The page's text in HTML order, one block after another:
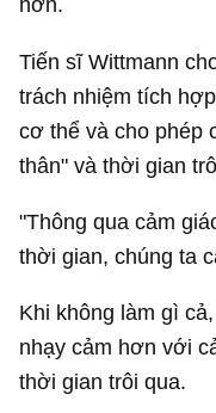
Tiến sĩ Wittmann
trách nhiệm tích
cơ thể và cho phép
thân" và thời gian
"Thông qua cảm
thời gian, chúng ta
Khi không làm gì
nhạy cảm hơn với
thời gian trôi qua.